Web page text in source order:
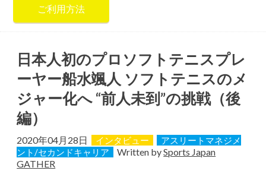
ご利用方法
日本人初のプロソフトテニスプレ
ーヤー船水颯人 ソフトテニスのメ
ジャー化へ “前人未到”の挑戦（後
編）
2020年04月28日 インタビュー
アスリートマネジメ
ント/セカンドキャリア
Written bySports Japan
GATHER